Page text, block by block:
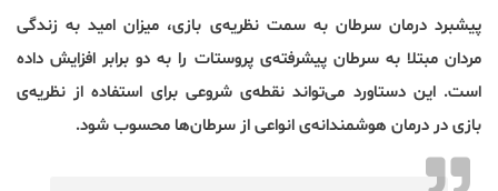
پیشبرد درمان سرطان به سمت نظریه‌ی بازی، میزان امید به زندگی
مردان مبتلا به سرطان پیشرفته‌ی پروستات را به دو برابر افزایش داده
است. این دستاورد می‌تواند نقطه‌ی شروعی برای استفاده از نظریه‌ی
بازی در درمان هوشمندانه‌ی انواعی از سرطان‌ها محسوب شود.